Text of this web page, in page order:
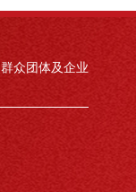
群众团体及企业